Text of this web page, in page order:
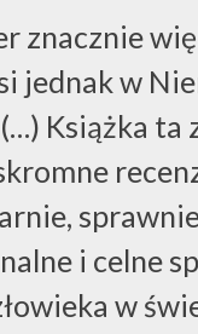
znacznie
jednak w
Książka ta
i celne
w